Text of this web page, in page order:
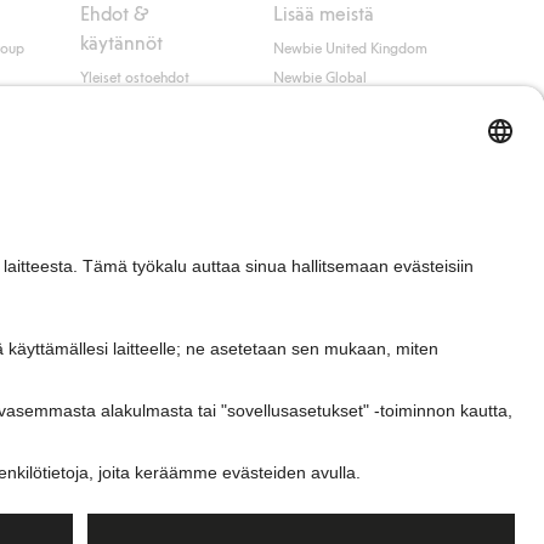
Ehdot &
käytännöt
Yleiset ostoehdot
Lisää meistä
Newbie United Kingdom
Newbie Global